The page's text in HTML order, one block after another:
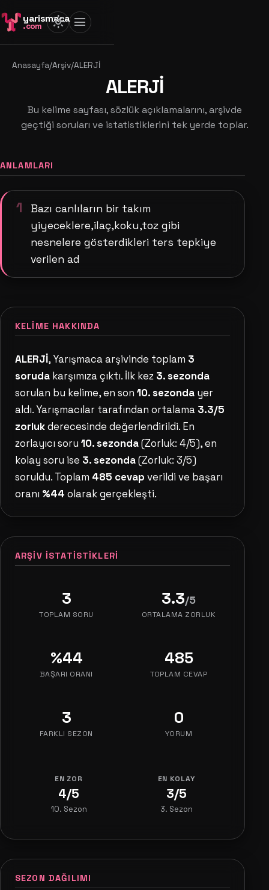
yarismaca
.com light_mode menu
Anasayfa/Arşiv/ALERJİ
ALERJİ
Bu kelime sayfası, sözlük açıklamalarını, arşivde
geçtiği soruları ve istatistiklerini tek yerde toplar.
ANLAMLARI
1
Bazı canlıların bir takım
yiyeceklere,ilaç,koku,toz gibi
nesnelere gösterdikleri ters tepkiye
verilen ad
KELIME HAKKINDA
ALERJİ, Yarışmaca arşivinde toplam 3
soruda karşımıza çıktı. İlk kez 3. sezonda
sorulan bu kelime, en son 10. sezonda yer
aldı. Yarışmacılar tarafından ortalama 3.3/5
zorlukderecesinde değerlendirildi. En
zorlayıcı soru 10. sezonda(Zorluk: 4/5), en
kolay soru ise 3. sezonda(Zorluk: 3/5)
soruldu. Toplam 485 cevap verildi ve başarı
oranı %44 olarak gerçekleşti.
ARŞIV İSTATISTIKLERI
3
TOPLAM SORU
3.3/5
ORTALAMA ZORLUK
%44
BAŞARI ORANI
485
TOPLAM CEVAP
3
FARKLI SEZON
0
YORUM
EN ZOR
4/5
10. Sezon
EN KOLAY
3/5
3. Sezon
SEZON DAĞILIMI